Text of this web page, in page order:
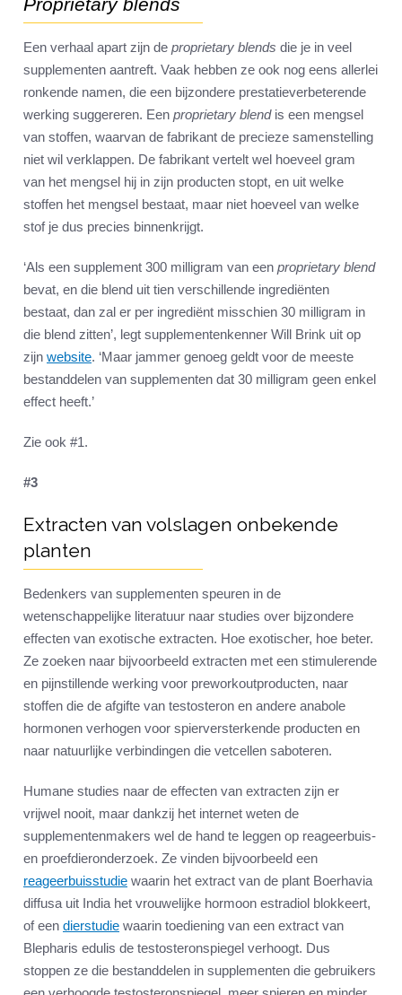
Proprietary blends
Een verhaal apart zijn de proprietary blends die je in veel
supplementen aantreft. Vaak hebben ze ook nog eens allerlei
ronkende namen, die een bijzondere prestatieverbeterende
werking suggereren. Een proprietary blendis een mengsel
van stoffen, waarvan de fabrikant de precieze samenstelling
niet wil verklappen. De fabrikant vertelt wel hoeveel gram
van het mengsel hij in zijn producten stopt, en uit welke
stoffen het mengsel bestaat, maar niet hoeveel van welke
stof je dus precies binnenkrijgt.
‘Als een supplement 300 milligram van een proprietary blend
bevat, en die blend uit tien verschillende ingrediënten
bestaat, dan zal er per ingrediënt misschien 30 milligram in
die blend zitten’, legt supplementenkenner Will Brink uit op
zijn website. ‘Maar jammer genoeg geldt voor de meeste
bestanddelen van supplementen dat 30 milligram geen enkel
effect heeft.’
Zie ook #1.
#3
Extracten van volslagen onbekende
planten
Bedenkers van supplementen speuren in de
wetenschappelijke literatuur naar studies over bijzondere
effecten van exotische extracten. Hoe exotischer, hoe beter.
Ze zoeken naar bijvoorbeeld extracten met een stimulerende
en pijnstillende werking voor preworkoutproducten, naar
stoffen die de afgifte van testosteron en andere anabole
hormonen verhogen voor spierversterkende producten en
naar natuurlijke verbindingen die vetcellen saboteren.
Humane studies naar de effecten van extracten zijn er
vrijwel nooit, maar dankzij het internet weten de
supplementenmakers wel de hand te leggen op reageerbuis-
en proefdieronderzoek. Ze vinden bijvoorbeeld een
reageerbuisstudie waarin het extract van de plant Boerhavia
diffusa uit India het vrouwelijke hormoon estradiol blokkeert,
of een dierstudie waarin toediening van een extract van
Blepharis edulis de testosteronspiegel verhoogt. Dus
stoppen ze die bestanddelen in supplementen die gebruikers